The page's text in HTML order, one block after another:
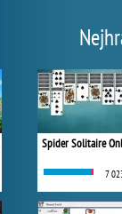
Spider Solitaire
7